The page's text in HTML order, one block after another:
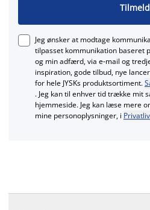
Tilmeld
Jeg ønsker at modtage
tilpasset kommunikation baseret
og min adfærd, via e‑mail og
inspiration, gode tilbud, nye
for hele JYSKs produktsortiment.
. Jeg kan til enhver tid trække mit
hjemmeside. Jeg kan læse mere
mine personoplysninger, i